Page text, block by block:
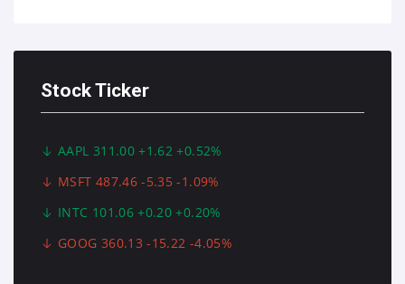
Stock Ticker
AAPL 311.00 +1.62 +0.52%
MSFT 487.46 -5.35 -1.09%
INTC 101.06 +0.20 +0.20%
GOOG 360.13 -15.22 -4.05%